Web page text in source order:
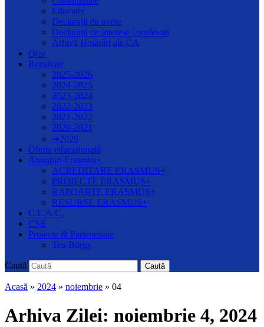
Educativ
Declarații de avere
Declarații de interese | profesori
Arhivă Hotărâri ale CA
Orar
Rezultate
2025-2026
2024-2025
2023-2024
2022-2023
2021-2022
2020-2021
➔2020
Oferta educațională
Anunțuri Erasmus+
ACREDITARE ERASMUS+
PROIECTE ERASMUS+
RAPOARTE ERASMUS+
RESURSE ERASMUS+
C.E.A.C.
CȘE
Proiecte & Parteneriate
Tea-Borgs
Caută Caută
Acasă » 2024 » noiembrie » 04
Arhiva Zilei: noiembrie 4, 2024